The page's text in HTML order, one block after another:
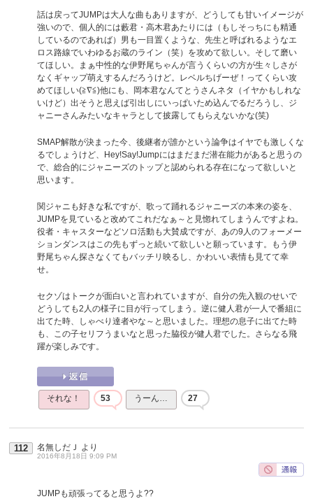
話は戻ってJUMPは大人な曲もありますが、どうしても甘いイメージが
強いので、個人的には藪君・高木君あたりには（もしそっちにも精通
しているのであれば）男も一目置くような、先生と呼ばれるようなエ
ロス路線でいわゆるお蔵のライン（笑）を攻めて欲しい。そして磨い
てほしい。まぁ中性的な伊野尾ちゃんが言うくらいの方が生々しさが
なくギャップ萌えするんだろうけど。レベルちげーぜ！ってくらい攻
めてほしい(≧∇≦)他にも、岡本君なんてとうさんネタ（イヤかもしれな
いけど）出そうと思えば引出しにいっぱいため込んでるだろうし、ジ
ャニーさんみたいなキャラとして披露してもらえないかな(笑)
SMAP解散が決まった今、後継者が誰かという論争はイヤでも激しくな
るでしょうけど、Hey!Say!Jumpにはまだまだ潜在能力があると思うの
で、総合的にジャニーズのトップと認められる存在になって欲しいと
思います。
関ジャニも好きな私ですが、歌って踊れるジャニーズの本来の姿を、
JUMPを見ていると改めてこれだなぁ～と見惚れてしまうんですよね。
役者・キャスターなどソロ活動も大賛成ですが、あの9人のフォーメー
ションダンスはこの先もずっと続いて欲しいと願っています。もう伊
野尾ちゃん探さなくてもバッチリ映るし、かわいい表情も見てて幸
せ。
セクゾはトークが面白いと言われていますが、自分の先入観のせいで
どうしても2人の様子に目が行ってしまう。逆に健人君が一人で番組に
出てた時、しゃべり達者やな～と思いました。理想の息子に出てた時
も、この子セリフうまいなと思った脇役が健人君でした。さらなる飛
躍が楽しみです。
それな！ 53 うーん… 27
112 名無しだＪ より
2016年8月18日 9:09 PM
JUMPも頑張ってると思うよ??